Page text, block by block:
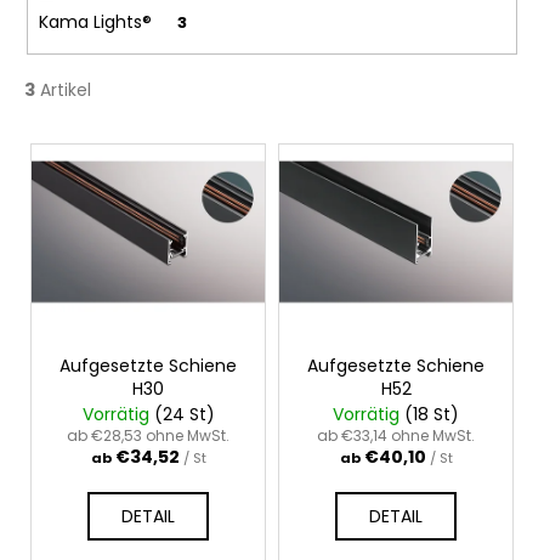
n
g
Kama Lights® 3
3 Artikel
L
d
Aufgesetzte Schiene
H30
Vorrätig (24 St)
ab €28,53 ohne MwSt.
ab€34,52 / St
DETAIL
Aufgesetzte Schiene
H52
Vorrätig (18 St)
ab €33,14 ohne MwSt.
ab€40,10 / St
DETAIL